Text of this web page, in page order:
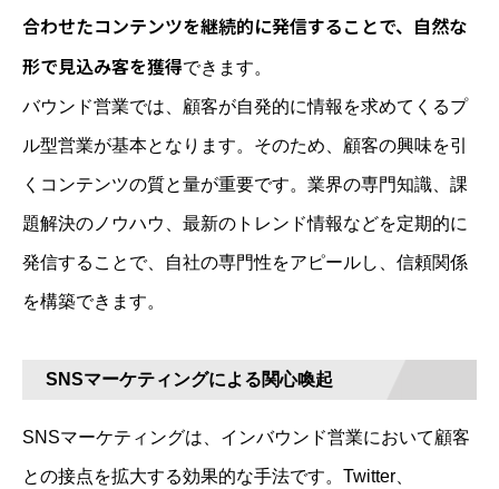
合わせたコンテンツを継続的に発信することで、自然な
形で見込み客を獲得できます。
バウンド営業では、顧客が自発的に情報を求めてくるプ
ル型営業が基本となります。そのため、顧客の興味を引
くコンテンツの質と量が重要です。業界の専門知識、課
題解決のノウハウ、最新のトレンド情報などを定期的に
発信することで、自社の専門性をアピールし、信頼関係
を構築できます。
SNSマーケティングによる関心喚起
SNSマーケティングは、インバウンド営業において顧客
との接点を拡大する効果的な手法です。Twitter、